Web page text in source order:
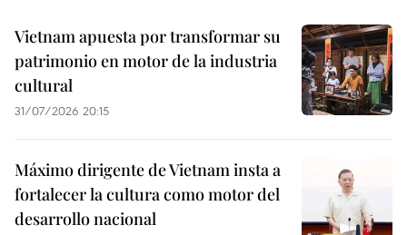
Vietnam apuesta por transformar su
patrimonio en motor de la industria
cultural
31/07/2026 20:15
Máximo dirigente de Vietnam insta a
fortalecer la cultura como motor del
desarrollo nacional